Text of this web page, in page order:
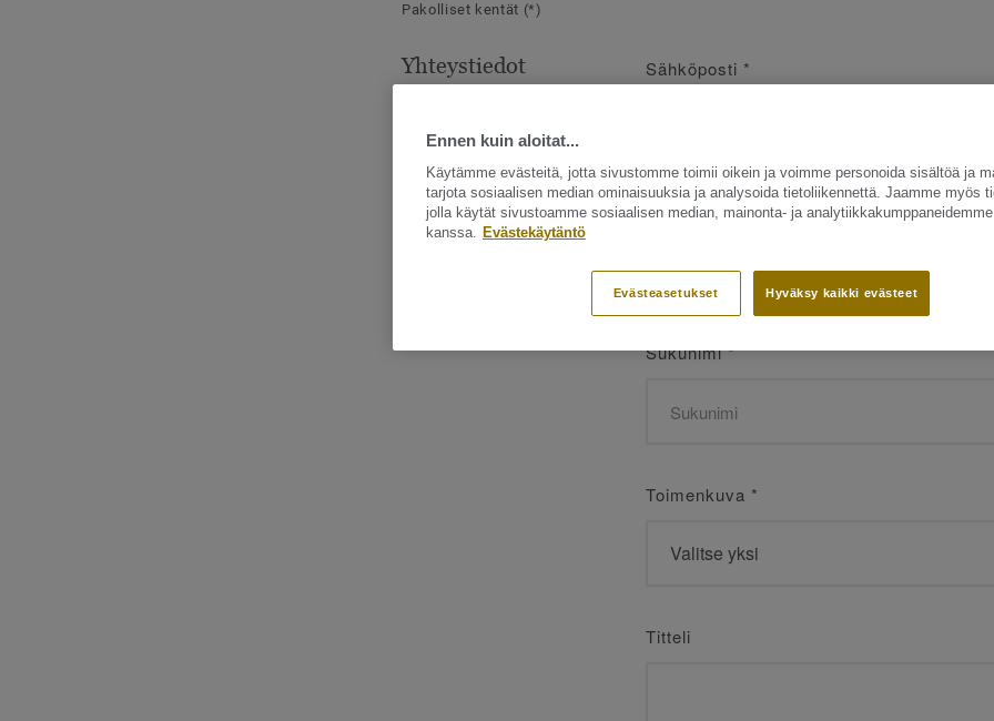
Pakolliset kentät (*)
Yhteystiedot Sähköposti *
Etunimi*
Sukunimi*
Toimenkuva *
Titteli
Ennen kuin aloitat...
Käytämme evästeitä, jotta sivustomme toimii oikein ja voimme personoida sisältöä ja
tarjota sosiaalisen median ominaisuuksia ja analysoida tietoliikennettä. Jaamme myös
jolla käytät sivustoamme sosiaalisen median, mainonta- ja analytiikkakumppaneidemme
kanssa. Evästekäytäntö
Hyväksy kaikki evästeet
Evästeasetukset